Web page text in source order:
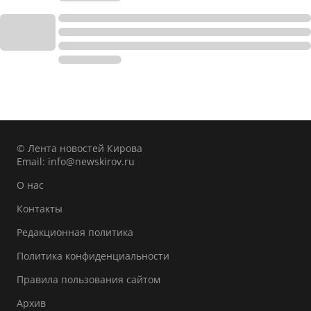
© Лента новостей Кирова
Email: info@newskirov.ru
О нас
Контакты
Редакционная политика
Политика конфиденциальности
Правила пользования сайтом
Архив